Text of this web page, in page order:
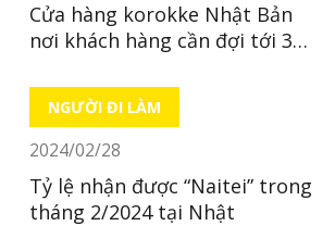
Cửa hàng korokke Nhật Bản
nơi khách hàng cần đợi tới 38
NGƯỜI ĐI LÀM
2024/02/28
Tỷ lệ nhận được “Naitei” trong
tháng 2/2024 tại Nhật